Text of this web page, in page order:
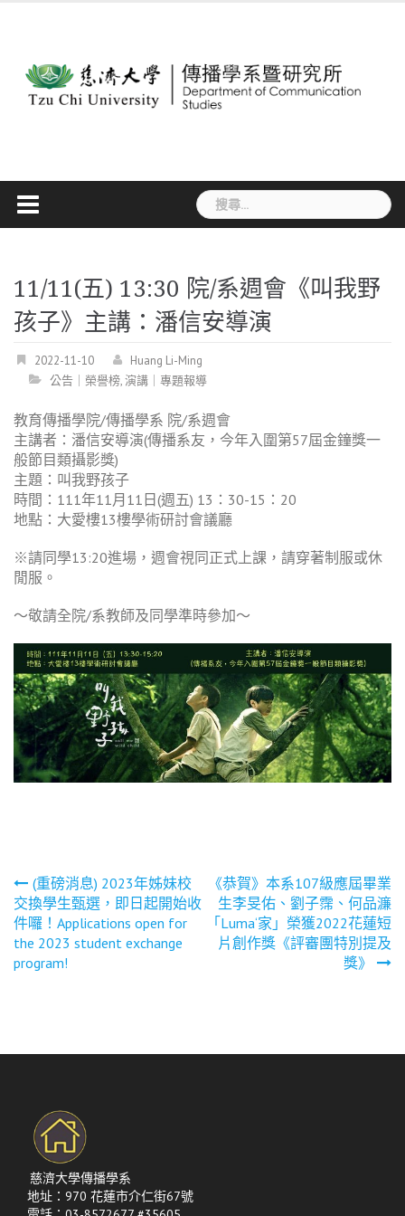
搜
尋
字:
11/11(五) 13:30 院/系週會《叫我野
孩子》主講：潘信安導演
2022-11-10
Huang Li-Ming
公告｜榮譽榜,演講｜專題報導
教育傳播學院/傳播學系 院/系週會
主講者：潘信安導演(傳播系友，今年入圍第57屆金鐘獎一
般節目類攝影獎)
主題：叫我野孩子
時間：111年11月11日(週五) 13：30-15：20
地點：大愛樓13樓學術研討會議廳
※請同學13:20進場，週會視同正式上課，請穿著制服或休
閒服。
～敬請全院/系教師及同學準時參加～
文
章
導
(重磅消息) 2023年姊妹校
交換學生甄選，即日起開始收
件囉！Applications open for
the 2023 student exchange
program!
《恭賀》本系107級應屆畢業
生李旻佑、劉子霈、何品濂
「Luma‘家」榮獲2022花蓮短
片創作獎《評審團特別提及
獎》
慈濟大學傳播學系
地址：970 花蓮市介仁街67號